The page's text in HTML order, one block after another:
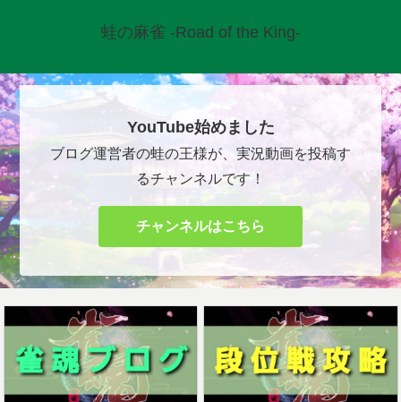
蛙の麻雀 -Road of the King-
YouTube始めました
ブログ運営者の蛙の王様が、実況動画を投稿す
るチャンネルです！
チャンネルはこちら